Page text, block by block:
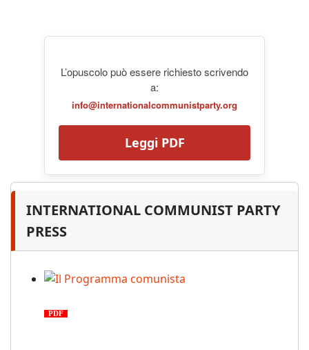
L’opuscolo può essere richiesto scrivendo
a:
info@internationalcommunistparty.org
Leggi PDF
INTERNATIONAL COMMUNIST PARTY
PRESS
PDF